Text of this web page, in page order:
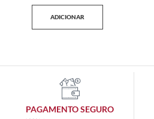
ADICIONAR
PAGAMENTO SEGURO